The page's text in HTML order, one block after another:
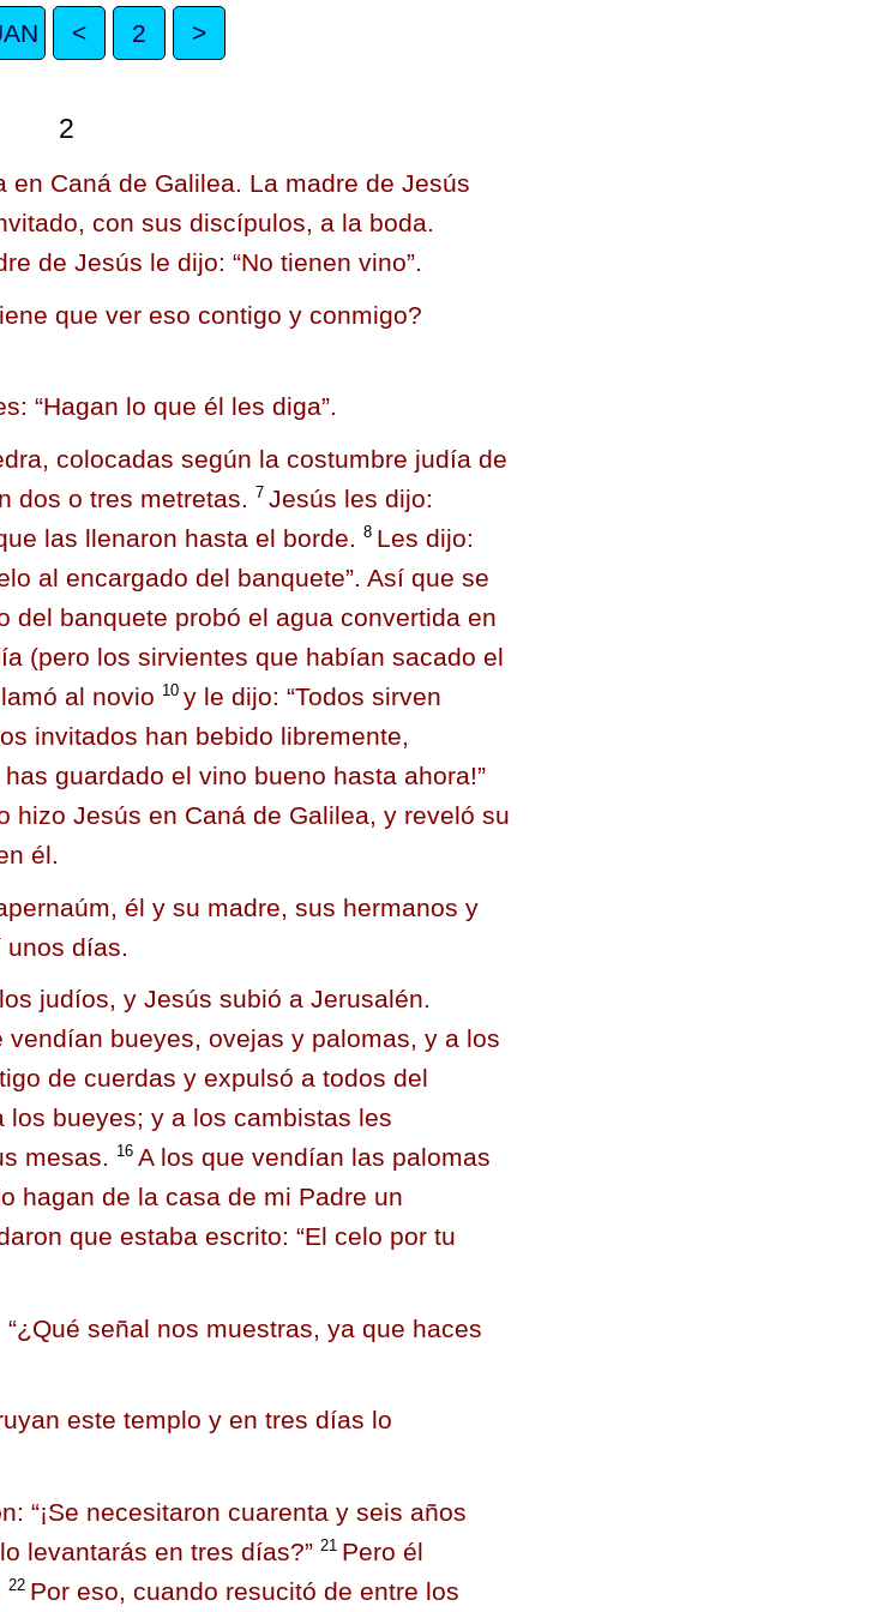
< 2 >
2
en Caná de Galilea. La madre de Jesús
con sus discípulos, a la boda.
de Jesús le dijo: “No tienen vino”.
que ver eso contigo y conmigo?
“Hagan lo que él les diga”.
colocadas según la costumbre judía de
dos o tres metretas.
7 Jesús les dijo:
las llenaron hasta el borde. 8 Les dijo:
al encargado del banquete”. Así que se
del banquete probó el agua convertida en
(pero los sirvientes que habían sacado el
al novio 10 y le dijo: “Todos sirven
invitados han bebido libremente,
guardado el vino bueno hasta ahora!”
hizo Jesús en Caná de Galilea, y reveló su
él.
él y su madre, sus hermanos y
días.
judíos, y Jesús subió a Jerusalén.
bueyes, ovejas y palomas, y a los
de cuerdas y expulsó a todos del
bueyes; y a los cambistas les
mesas.
16 A los que vendían las palomas
hagan de la casa de mi Padre un
que estaba escrito: “El celo por tu
señal nos muestras, ya que haces
este templo y en tres días lo
“¡Se necesitaron cuarenta y seis años
levantarás en tres días?” 21 Pero él
22 Por eso, cuando resucitó de entre los